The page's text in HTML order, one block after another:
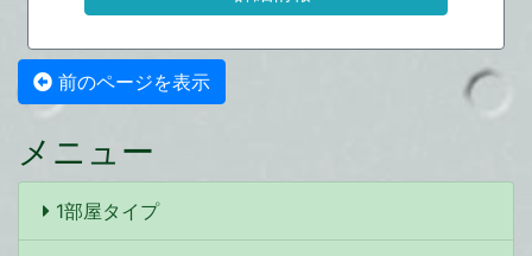
前のページを表示
メニュー
1部屋タイプ